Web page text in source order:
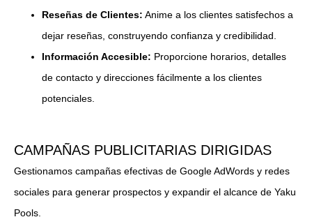
Reseñas de Clientes: Anime a los clientes satisfechos a
dejar reseñas, construyendo confianza y credibilidad.
Información Accesible: Proporcione horarios, detalles
de contacto y direcciones fácilmente a los clientes
potenciales.
CAMPAÑAS PUBLICITARIAS DIRIGIDAS
Gestionamos campañas efectivas de Google AdWords y redes
sociales para generar prospectos y expandir el alcance de Yaku
Pools.